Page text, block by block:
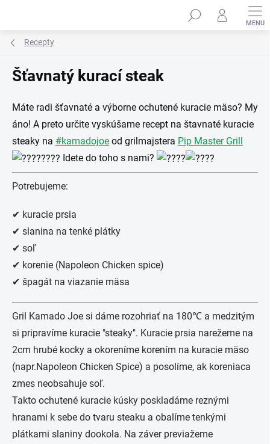
Recepty
Šťavnatý kurací steak
Máte radi šťavnaté a výborne ochutené kuracie mäso? My
áno! A preto určite vyskúšame recept na štavnaté kuracie
steaky na #kamadojoe od grilmajstera Pip Master Grill
Idete do toho s nami?
Potrebujeme:
✔ kuracie prsia
✔ slanina na tenké plátky
✔ soľ
✔ korenie (Napoleon Chicken spice)
✔ špagát na viazanie mäsa
Gril Kamado Joe si dáme rozohriať na 180℃ a medzitým
si pripravíme kuracie "steaky". Kuracie prsia narežeme na
2cm hrubé kocky a okoreníme korením na kuracie mäso
(napr.Napoleon Chicken Spice) a posolíme, ak koreniaca
zmes neobsahuje soľ.
Takto ochutené kuracie kúsky poskladáme reznými
hranami k sebe do tvaru steaku a obalíme tenkými
plátkami slaniny dookola. Na záver previažeme